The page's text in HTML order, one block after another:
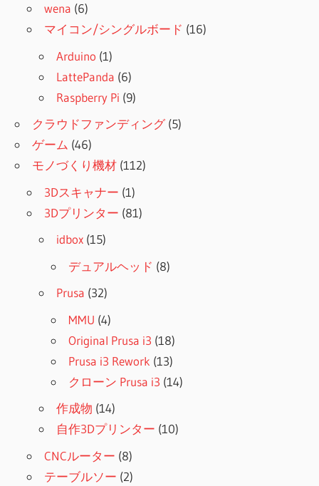
wena (6)
マイコン/シングルボード (16)
Arduino (1)
LattePanda (6)
Raspberry Pi (9)
クラウドファンディング(5)
ゲーム (46)
モノづくり機材 (112)
3Dスキャナー (1)
3Dプリンター (81)
idbox (15)
デュアルヘッド (8)
Prusa (32)
MMU (4)
Original Prusa i3 (18)
Prusa i3 Rework (13)
クローン Prusa i3 (14)
作成物 (14)
自作3Dプリンター (10)
CNCルーター (8)
テーブルソー (2)